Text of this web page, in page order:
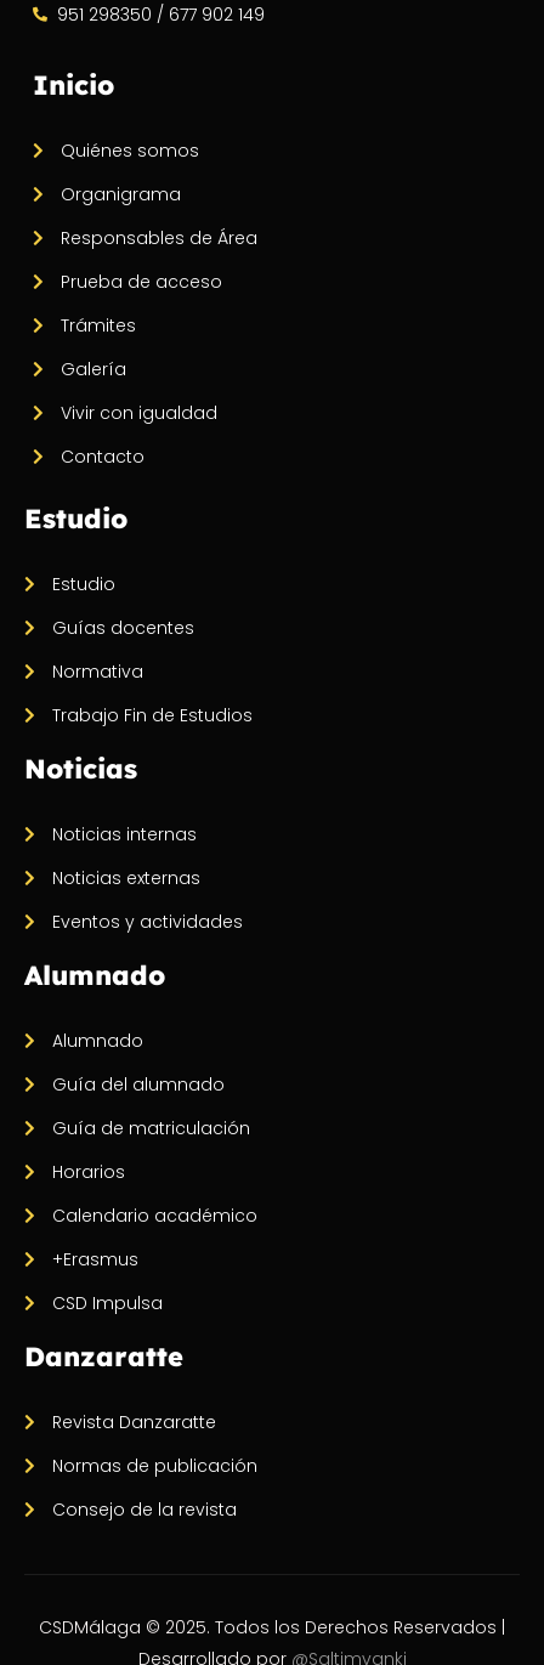
951 298350 / 677 902 149
Inicio
Quiénes somos
Organigrama
Responsables de Área
Prueba de acceso
Trámites
Galería
Vivir con igualdad
Contacto
Estudio
Estudio
Guías docentes
Normativa
Trabajo Fin de Estudios
Noticias
Noticias internas
Noticias externas
Eventos y actividades
Alumnado
Alumnado
Guía del alumnado
Guía de matriculación
Horarios
Calendario académico
+Erasmus
CSD Impulsa
Danzaratte
Revista Danzaratte
Normas de publicación
Consejo de la revista
CSDMálaga © 2025. Todos los Derechos Reservados |
Desarrollado por @Saltimvanki